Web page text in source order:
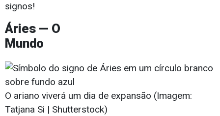
signos!
Áries — O
Mundo
O ariano viverá um dia de expansão (Imagem:
Tatjana Si | Shutterstock)